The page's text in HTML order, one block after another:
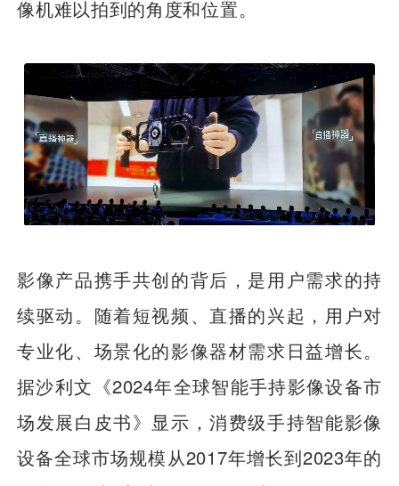
像机难以拍到的角度和位置。
影像产品携手共创的背后，是用户需求的持
续驱动。随着短视频、直播的兴起，用户对
专业化、场景化的影像器材需求日益增长。
据沙利文《2024年全球智能手持影像设备市
场发展白皮书》显示，消费级手持智能影像
设备全球市场规模从2017年增长到2023年的